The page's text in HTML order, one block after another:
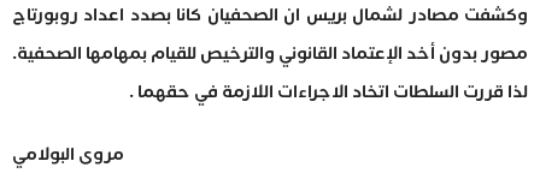
وكشفت مصادر لشمال بريس ان الصحفيان كانا بصدد اعداد روبورتاج
مصور بدون أخد الإعتماد القانوني والترخيص للقيام بمهامها الصحفية.
لذا قررت السلطات اتخاد الاجراءات اللازمة في حقهما .
مروى البولامي